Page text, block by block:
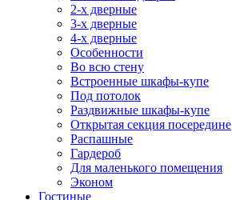
2-х дверные
3-х дверные
4-х дверные
Особенности
Во всю стену
Встроенные шкафы-купе
Под потолок
Раздвижные шкафы-купе
Открытая секция посередине
Распашные
Гардероб
Для маленького помещения
Эконом
Гостиные